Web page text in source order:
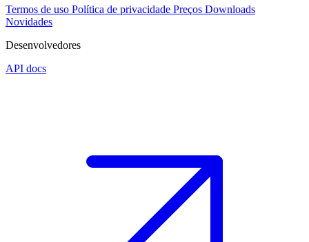
Termos de uso Política de privacidade Preços Downloads
Novidades
Desenvolvedores
API docs